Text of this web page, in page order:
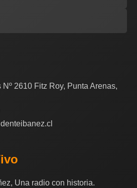
2610 Fitz Roy, Punta Arenas,
Una radio con historia.